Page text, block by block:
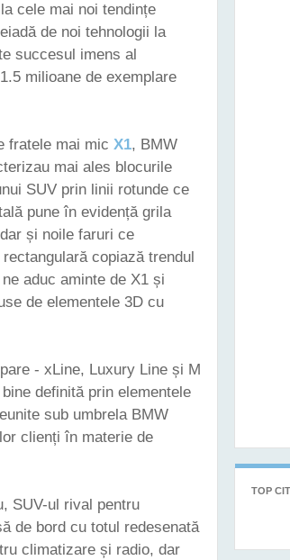
cele mai noi tendințe
de noi tehnologii la
succesul imens al
milioane de exemplare
fratele mai mic X1, BMW
mai ales blocurile
SUV prin linii rotunde ce
pune în evidență grila
și noile faruri ce
copiază trendul
aduc aminte de X1 și
de elementele 3D cu
- xLine, Luxury Line și M
definită prin elementele
sub umbrela BMW
clienți în materie de
SUV-ul rival pentru
de bord cu totul redesenată
climatizare și radio, dar
TOP